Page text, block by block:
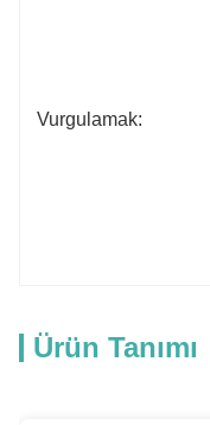
Vurgulamak:
Ürün Tanımı